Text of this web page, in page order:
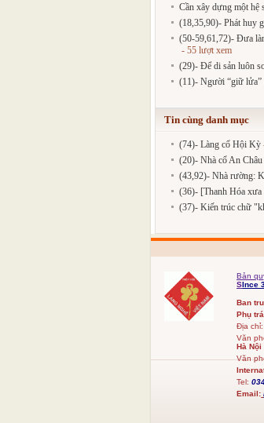
Cần xây dựng một hệ
(18,35,90)- Phát huy
(50-59,61,72)- Đưa
- 55 lượt xem
(29)- Để di sản luôn
(11)- Người “giữ lửa”
Tin cùng danh mục
(74)- Làng cổ Hội Kỳ
(20)- Nhà cổ An
(43,92)- Nhà rường:
(36)- [Thanh Hóa
(37)- Kiến trúc chữ
Bản
SInce
Ban
Phụ
Địa chỉ:
Văn
Hà Nội
Văn
Tel:
Email: